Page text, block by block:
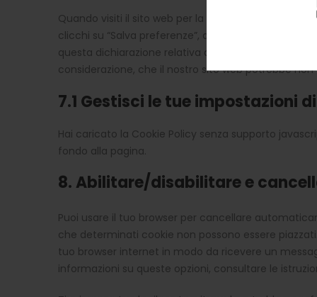
Quando visiti il sito web per la prima volta, noi
clicchi su “Salva preferenze”, dai il permesso a noi
questa dichiarazione relativa ai popup e cookie.
considerazione, che il nostro sito web potrebbe
7.1 Gestisci le tue impostazioni
Hai caricato la Cookie Policy senza supporto
fondo alla pagina.
8. Abilitare/disabilitare e
Puoi usare il tuo browser per cancellare
che determinati cookie non possono essere
tuo browser internet in modo da ricevere un
informazioni su queste opzioni, consultare le